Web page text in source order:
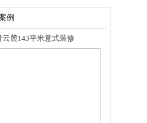
例
云麓143平米意式装修